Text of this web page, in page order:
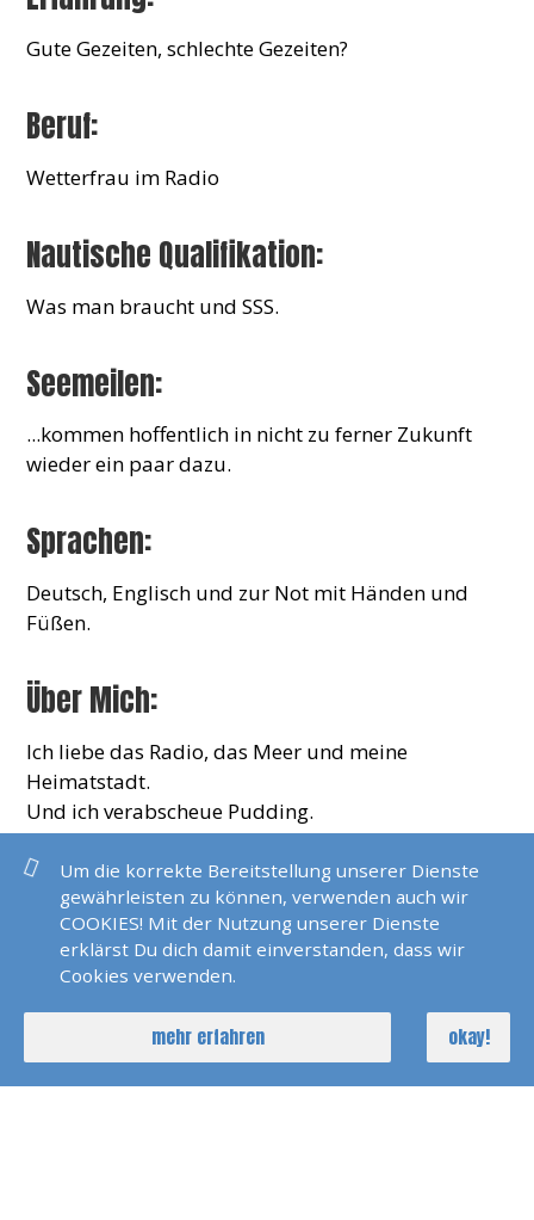
Gute Gezeiten, schlechte Gezeiten?
Beruf:
Wetterfrau im Radio
Nautische Qualifikation:
Was man braucht und SSS.
Seemeilen:
...kommen hoffentlich in nicht zu ferner Zukunft
wieder ein paar dazu.
Sprachen:
Deutsch, Englisch und zur Not mit Händen und
Füßen.
Über Mich:
Ich liebe das Radio, das Meer und meine
Heimatstadt.
Und ich verabscheue Pudding.
KONTAKT
claudiabarbonus@me.com
Um die korrekte Bereitstellung unserer Dienste
gewährleisten zu können, verwenden auch wir
COOKIES! Mit der Nutzung unserer Dienste
erklärst Du dich damit einverstanden, dass wir
Cookies verwenden.
mehr erfahren okay!